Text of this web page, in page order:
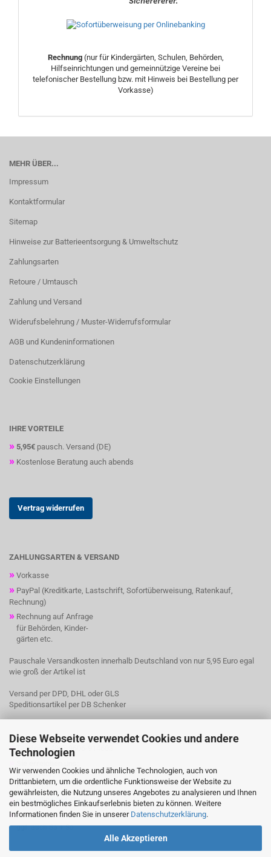
Diese Webseite verwendet Cookies und andere
Technologien
Wir verwenden Cookies und ähnliche Technologien, auch von
Drittanbietern, um die ordentliche Funktionsweise der Website zu
gewährleisten, die Nutzung unseres Angebotes zu analysieren und Ihnen
ein bestmögliches Einkaufserlebnis bieten zu können. Weitere
Informationen finden Sie in unserer Datenschutzerklärung.
Alle Akzeptieren
Rechnung (nur für Kindergärten, Schulen, Behörden,
Hilfseinrichtungen und gemeinnützige Vereine bei
telefonischer Bestellung bzw. mit Hinweis bei Bestellung per
Vorkasse)
MEHR ÜBER...
Impressum
Kontaktformular
Sitemap
Hinweise zur Batterieentsorgung & Umweltschutz
Zahlungsarten
Retoure / Umtausch
Zahlung und Versand
Widerufsbelehrung / Muster-Widerrufsformular
AGB und Kundeninformationen
Datenschutzerklärung
Cookie Einstellungen
IHRE VORTEILE
» 5,95€ pausch. Versand (DE)
» Kostenlose Beratung auch abends
Vertrag widerrufen
ZAHLUNGSARTEN & VERSAND
» Vorkasse
» PayPal (Kreditkarte, Lastschrift, Sofortüberweisung, Ratenkauf,
Rechnung)
» Rechnung auf Anfrage
für Behörden, Kinder-
gärten etc.
Pauschale Versandkosten innerhalb Deutschland von nur 5,95 Euro egal
wie groß der Artikel ist
Versand per DPD, DHL oder GLS
Speditionsartikel per DB Schenker
» Telefon + 49(0)9606-914603
Mo-Do 9-17 Uhr
Fr 9-12 Uhr
» per Mail 24 Std./Tag
»Probefahrt nach Vereinbarung
ggf. auch Sa + So